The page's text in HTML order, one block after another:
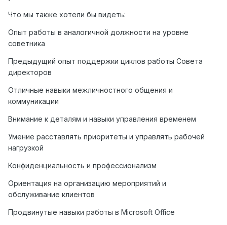
Что мы также хотели бы видеть:
Опыт работы в аналогичной должности на уровне
советника
Предыдущий опыт поддержки циклов работы Совета
директоров
Отличные навыки межличностного общения и
коммуникации
Внимание к деталям и навыки управления временем
Умение расставлять приоритеты и управлять рабочей
нагрузкой
Конфиденциальность и профессионализм
Ориентация на организацию мероприятий и
обслуживание клиентов
Продвинутые навыки работы в Microsoft Office